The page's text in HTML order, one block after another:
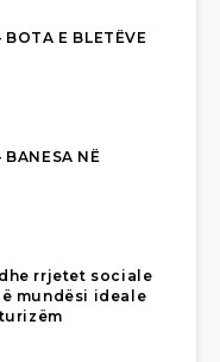
E BLETËVE
NË
rrjetet sociale
mundësi ideale